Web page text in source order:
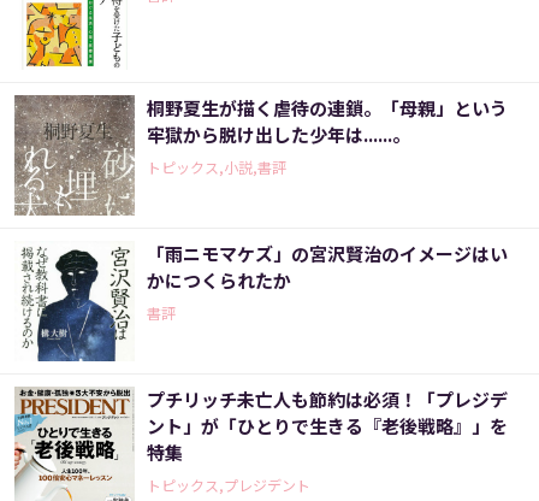
桐野夏生が描く虐待の連鎖。「母親」という
牢獄から脱け出した少年は......。
トピックス,小説,書評
「雨ニモマケズ」の宮沢賢治のイメージはい
かにつくられたか
書評
プチリッチ未亡人も節約は必須！「プレジデ
ント」が「ひとりで生きる『老後戦略』」を
特集
トピックス,プレジデント